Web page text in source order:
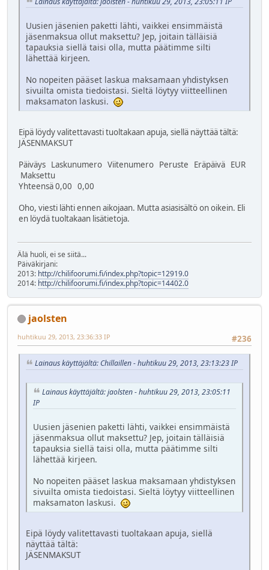
Uusien jäsenien paketti lähti, vaikkei ensimmäistä
jäsenmaksua ollut maksettu? Jep, joitain tälläisiä
tapauksia siellä taisi olla, mutta päätimme silti
lähettää kirjeen.
No nopeiten pääset laskua maksamaan yhdistyksen
sivuilta omista tiedoistasi. Sieltä löytyy viitteellinen
maksamaton laskusi.
Eipä löydy valitettavasti tuoltakaan apuja, siellä näyttää tältä:
JÄSENMAKSUT
Päiväys Laskunumero Viitenumero Peruste Eräpäivä EUR
Maksettu
Yhteensä 0,00 0,00
Oho, viesti lähti ennen aikojaan. Mutta asiasisältö on oikein. Eli
en löydä tuoltakaan lisätietoja.
Älä huoli, ei se siitä...
Päiväkirjani:
2013: http://chilifoorumi.fi/index.php?topic=12919.0
2014: http://chilifoorumi.fi/index.php?topic=14402.0
jaolsten
#236
huhtikuu 29, 2013, 23:36:33 IP
Lainaus käyttäjältä: Chillaillen - huhtikuu 29, 2013, 23:13:23 IP
Lainaus käyttäjältä: jaolsten - huhtikuu 29, 2013, 23:05:11
IP
Uusien jäsenien paketti lähti, vaikkei ensimmäistä
jäsenmaksua ollut maksettu? Jep, joitain tälläisiä
tapauksia siellä taisi olla, mutta päätimme silti
lähettää kirjeen.
No nopeiten pääset laskua maksamaan yhdistyksen
sivuilta omista tiedoistasi. Sieltä löytyy viitteellinen
maksamaton laskusi.
Eipä löydy valitettavasti tuoltakaan apuja, siellä
näyttää tältä:
JÄSENMAKSUT